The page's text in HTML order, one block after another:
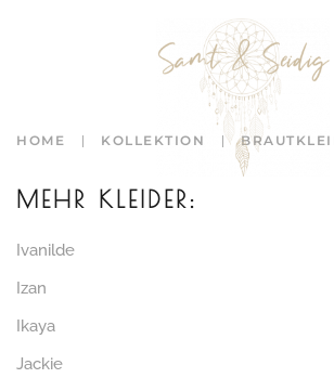
Zum Hauptinhalt springen
HOME KOLLEKTION
MEHR KLEIDER:
Ivanilde
Izan
Ikaya
Jackie